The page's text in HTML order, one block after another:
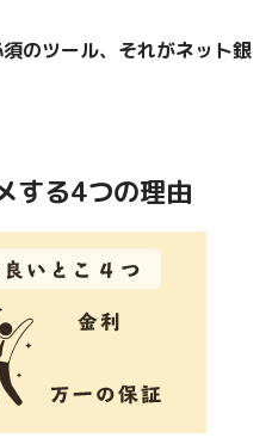
のツール、それがネット銀
する4つの理由